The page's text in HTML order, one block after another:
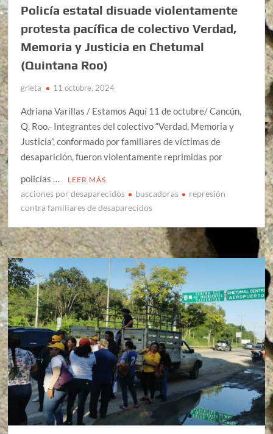
Policía estatal disuade violentamente
protesta pacífica de colectivo Verdad,
Memoria y Justicia en Chetumal
(Quintana Roo)
grieta 11 octubre, 2024
Adriana Varillas / Estamos Aquí 11 de octubre/ Cancún,
Q. Roo.- Integrantes del colectivo “Verdad, Memoria y
Justicia”, conformado por familiares de víctimas de
desaparición, fueron violentamente reprimidas por
policías …
LEER MÁS
acciones por desaparecidos buscadoras
represión
contra familiares de desaparecidos